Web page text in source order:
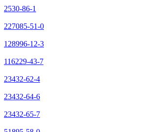
2530-86-1
227085-51-0
128996-12-3
116229-43-7
23432-62-4
23432-64-6
23432-65-7